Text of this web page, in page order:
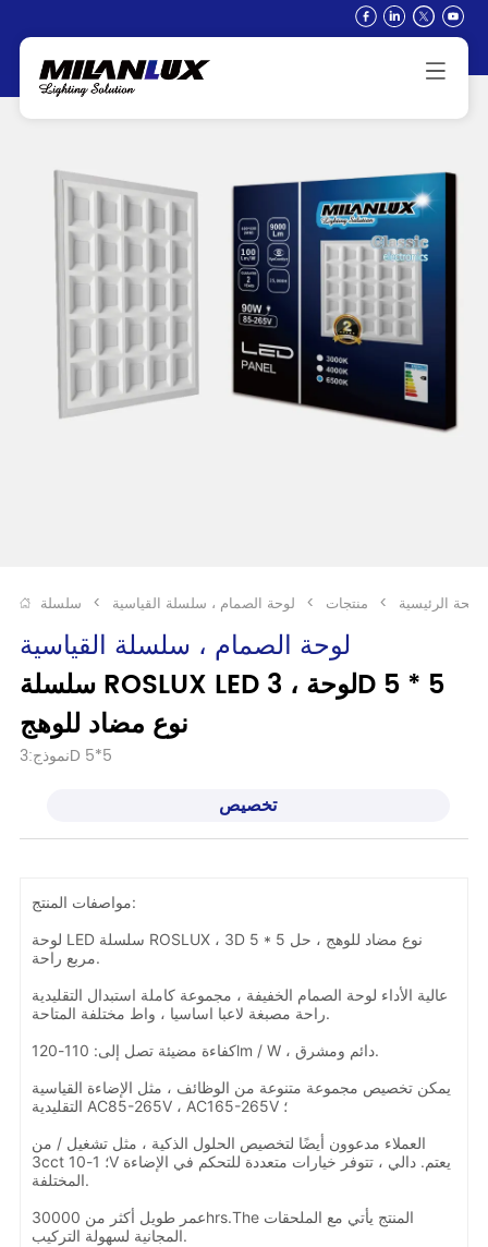
الرئيسية > منتجات > لوحة الصمام ، سلسلة القياسية >
لوحة الصمام ، سلسلة القياسية
سلسلة ROSLUX LED لوحة ، 3D 5 * 5
نوع مضاد للوهج
نموذج:3D 5*5
تخصيص
مواصفات المنتج:
لوحة LED سلسلة ROSLUX ، 3D 5 * 5 نوع مضاد للوهج ، حل
مربع راحة.
عالية الأداء لوحة الصمام الخفيفة ، مجموعة كاملة استبدال التقليدية
راحة مصبغة لاعبا اساسيا ، واط مختلفة المتاحة.
كفاءة مضيئة تصل إلى: 110-120lm / W ، دائم ومشرق.
يمكن تخصيص مجموعة متنوعة من الوظائف ، مثل الإضاءة القياسية
التقليدية AC85-265V ، AC165-265V ؛
العملاء مدعوون أيضًا لتخصيص الحلول الذكية ، مثل تشغيل / من
3cct ؛ 1-10V يعتم. دالي ، تتوفر خيارات متعددة للتحكم في الإضاءة
المختلفة.
عمر طويل أكثر من 30000hrs.The المنتج يأتي مع الملحقات
المجانية لسهولة التركيب.